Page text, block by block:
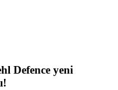
Defence yeni